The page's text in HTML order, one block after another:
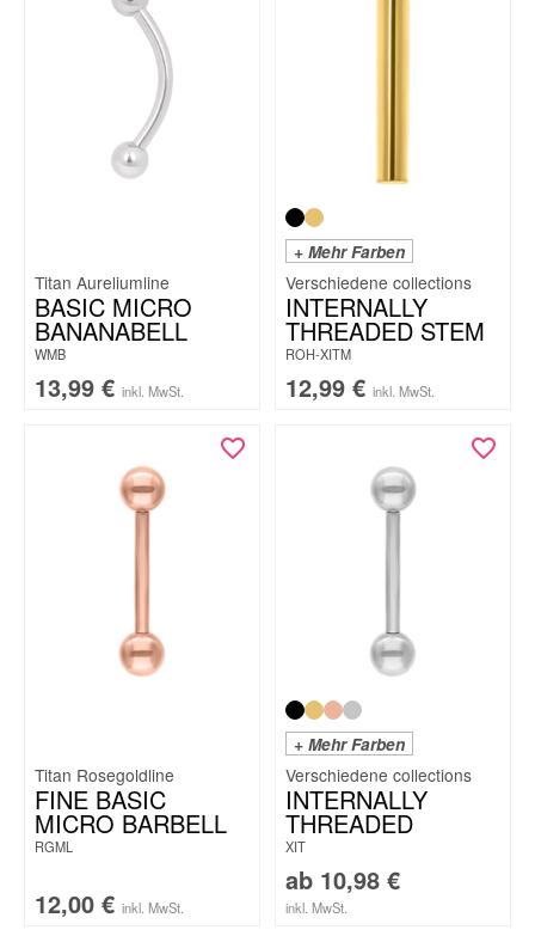
Titan Aureliumline
BASIC MICRO
BANANABELL
WMB
13,99 € inkl. MwSt.
+ Mehr Farben
INTERNALLY
THREADED STEM
ROH-XITM
12,99 € inkl. MwSt.
Titan Rosegoldline
FINE BASIC
MICRO BARBELL
RGML
12,00 € inkl. MwSt.
+ Mehr Farben
INTERNALLY
THREADED
XIT
ab 10,98 €
inkl. MwSt.